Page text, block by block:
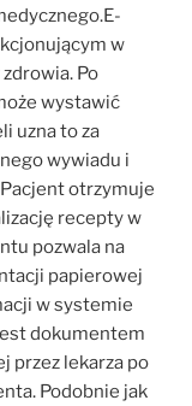
w
Po
wystawić
uzna to za
wywiadu i
otrzymuje
recepty w
pozwala na
papierowej
w systemie
dokumentem
przez lekarza po
Podobnie jak